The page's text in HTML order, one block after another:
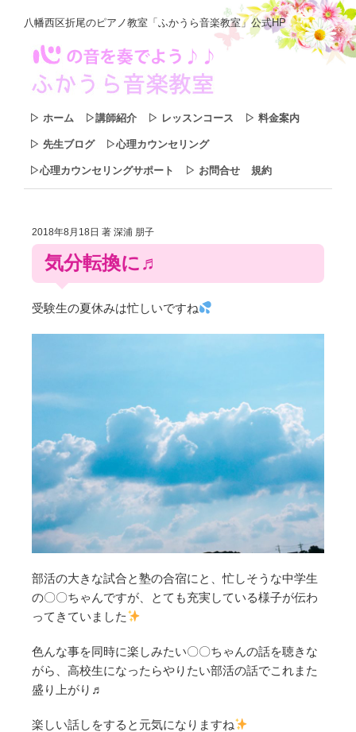
八幡西区折尾のピアノ教室「ふかうら音楽教室」公式HP
▷ ホーム ▷講師紹介 ▷ レッスンコース ▷ 料金案内
▷ 先生ブログ ▷心理カウンセリング
▷心理カウンセリングサポート ▷ お問合せ 規約
2018年8月18日 著 深浦 朋子
気分転換に♬
受験生の夏休みは忙しいですね
部活の大きな試合と塾の合宿にと、忙しそうな中学生
の〇〇ちゃんですが、とても充実している様子が伝わ
ってきていました
色んな事を同時に楽しみたい〇〇ちゃんの話を聴きな
がら、高校生になったらやりたい部活の話でこれまた
盛り上がり♬
楽しい話しをすると元気になりますね